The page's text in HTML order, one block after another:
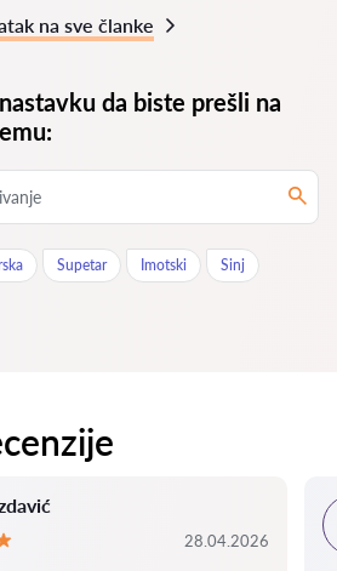
na sve članke
da biste prešli na
Supetar Imotski Sinj
28.04.2026